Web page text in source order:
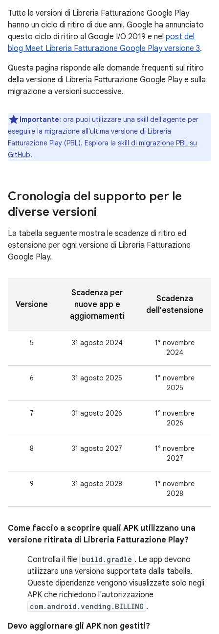
Tutte le versioni di Libreria Fatturazione Google Play
hanno un ciclo di ritiro di due anni. Google ha annunciato
questo ciclo di ritiro al Google I/O 2019 e nel post del
blog Meet Libreria Fatturazione Google Play versione 3.
Questa pagina risponde alle domande frequenti sul ritiro
della versione di Libreria Fatturazione Google Play e sulla
migrazione a versioni successive.
Importante: ora puoi utilizzare una skill dell'agente per
eseguire la migrazione all'ultima versione di Libreria
Fatturazione Play (PBL). Esplora la skill di migrazione PBL su
GitHub.
Cronologia del supporto per le
diverse versioni
La tabella seguente mostra le scadenze di ritiro ed
estensione per ogni versione di Libreria Fatturazione
Google Play.
Versione
Scadenza per
nuove app e
aggiornamenti
Scadenza
dell'estensione
5 31 agosto 2024
1° novembre
2024
6 31 agosto 2025
1° novembre
2025
7 31 agosto 2026
1° novembre
2026
8 31 agosto 2027
1° novembre
2027
9 31 agosto 2028
1° novembre
2028
Come faccio a scoprire quali APK utilizzano una
versione ritirata di Libreria Fatturazione Play?
Controlla il file build.gradle . Le app devono
utilizzare una versione supportata dalla tabella.
Queste dipendenze vengono visualizzate solo negli
APK che richiedono l'autorizzazione
com.android.vending.BILLING .
Devo aggiornare gli APK non gestiti?